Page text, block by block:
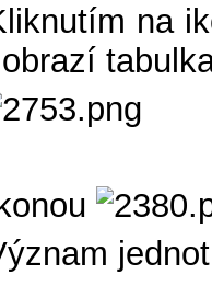
na